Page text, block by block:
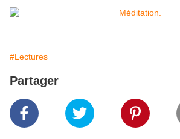
#Lectures
Partager